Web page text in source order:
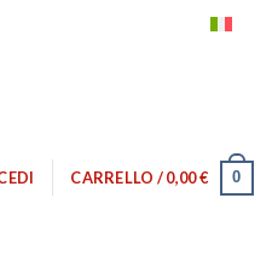
CARRELLO /0,00€ 0